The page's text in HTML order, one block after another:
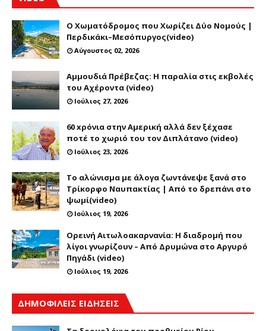
Ο Χωματόδρομος που Χωρίζει Δύο Νομούς |
Περδικάκι–Μεσόπυργος(video)
Αύγουστος 02, 2026
Αμμουδιά Πρέβεζας: Η παραλία στις εκβολές
του Αχέροντα (video)
Ιούλιος 27, 2026
60 xρόνια στην Αμερική αλλά δεν ξέχασε
ποτέ το χωριό του τον Διπλάτανο (video)
Ιούλιος 23, 2026
Το αλώνισμα με άλογα ζωντάνεψε ξανά στο
Τρίκορφο Ναυπακτίας | Από το δρεπάνι στο
ψωμί(video)
Ιούλιος 19, 2026
Ορεινή Αιτωλοακαρνανία: Η διαδρομή που
λίγοι γνωρίζουν – Από Δρυμώνα στο Αργυρό
Πηγάδι (video)
Ιούλιος 19, 2026
ΔΗΜΟΦΙΛΕΙΣ ΕΙΔΗΣΕΙΣ